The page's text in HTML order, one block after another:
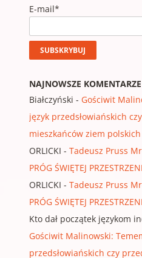
E-mail*
NAJNOWSZE KOMENTARZE
Białczyński - Gościwit
język przedsłowiańskich
mieszkańców ziem polskich
ORLICKI - Tadeusz Pruss
PRÓG ŚWIĘTEJ PRZESTRZENI
ORLICKI - Tadeusz Pruss
PRÓG ŚWIĘTEJ PRZESTRZENI
Kto dał początek językom
Gościwit Malinowski:
przedsłowiańskich czy